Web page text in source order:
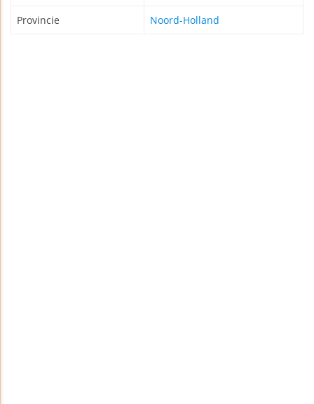
Provincie Noord-Holland